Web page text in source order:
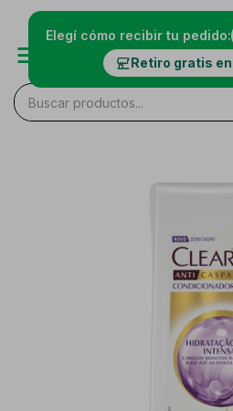
Elegí cómo recibir tu pedido:
Retiro gratis